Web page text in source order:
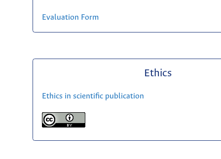
Evaluation Form
Ethics
Ethics in scientific publication